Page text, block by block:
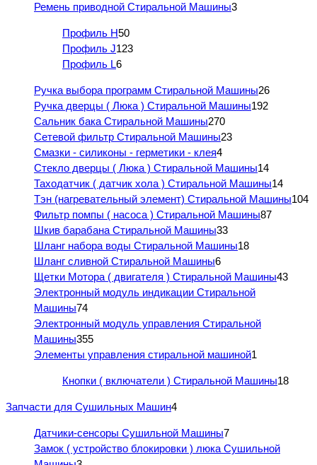
Ремень приводной Стиральной Машины3
Профиль H50
Профиль J123
Профиль L6
Ручка выбора программ Стиральной Машины26
Ручка дверцы ( Люка ) Стиральной Машины192
Сальник бака Стиральной Машины270
Сетевой фильтр Стиральной Машины23
Смазки - силиконы - герметики - клея4
Стекло дверцы ( Люка ) Стиральной Машины14
Таходатчик ( датчик хола ) Стиральной Машины14
Тэн (нагревательный элемент) Стиральной Машины104
Фильтр помпы ( насоса ) Стиральной Машины87
Шкив барабана Стиральной Машины33
Шланг набора воды Стиральной Машины18
Шланг сливной Стиральной Машины6
Щетки Мотора ( двигателя ) Стиральной Машины43
Электронный модуль индикации Стиральной
Машины74
Электронный модуль управления Стиральной
Машины355
Элементы управления стиральной машиной1
Кнопки ( включатели ) Стиральной Машины18
Запчасти для Сушильных Машин4
Датчики-сенсоры Сушильной Машины7
Замок ( устройство блокировки ) люка Сушильной